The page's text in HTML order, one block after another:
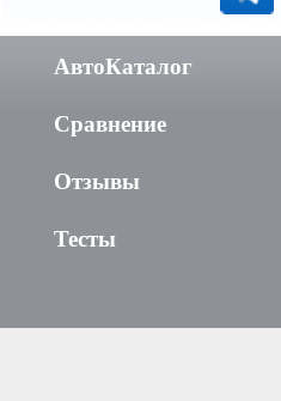
АвтоКаталог
Сравнение
Отзывы
Тесты